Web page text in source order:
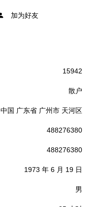
加为好友
15942
散户
中国 广东省 广州市 天河区
488276380
488276380
1973 年 6 月 19 日
男